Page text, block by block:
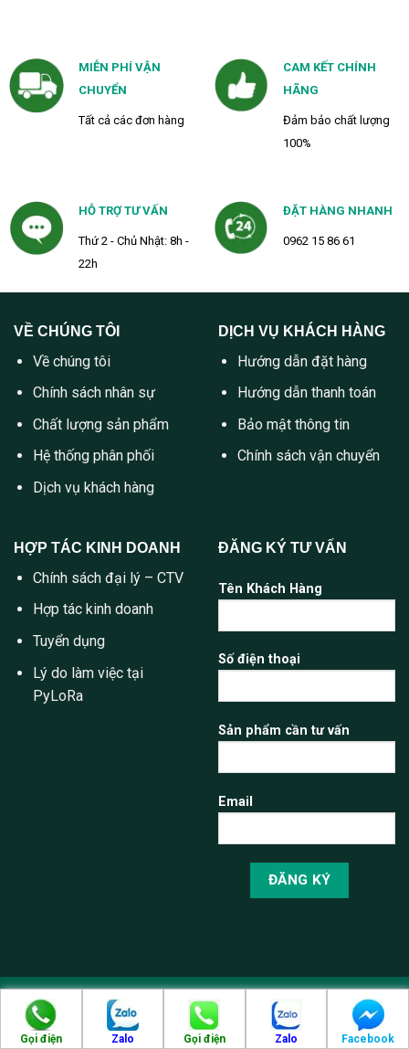
Gọi điện Zalo Gọi điện Zalo Facebook
MIỄN PHÍ VẬN
CHUYỂN
Tất cả các đơn hàng
CAM KẾT CHÍNH
HÃNG
Đảm bảo chất lượng
100%
HỖ TRỢ TƯ VẤN
Thứ 2 - Chủ Nhật: 8h -
22h
ĐẶT HÀNG NHANH
0962 15 86 61
VỀ CHÚNG TÔI
Về chúng tôi
Chính sách nhân sự
Chất lượng sản phẩm
Hệ thống phân phối
Dịch vụ khách hàng
DỊCH VỤ KHÁCH HÀNG
Hướng dẫn đặt hàng
Hướng dẫn thanh toán
Bảo mật thông tin
Chính sách vận chuyển
HỢP TÁC KINH DOANH
Chính sách đại lý – CTV
Hợp tác kinh doanh
Tuyển dụng
Lý do làm việc tại
PyLoRa
ĐĂNG KÝ TƯ VẤN
Tên Khách Hàng
Số điện thoại
Sản phẩm cần tư vấn
Email